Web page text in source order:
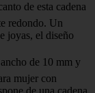
de esta cadena
redondo. Un
joyas, el diseño
de 10 mm y
mujer con